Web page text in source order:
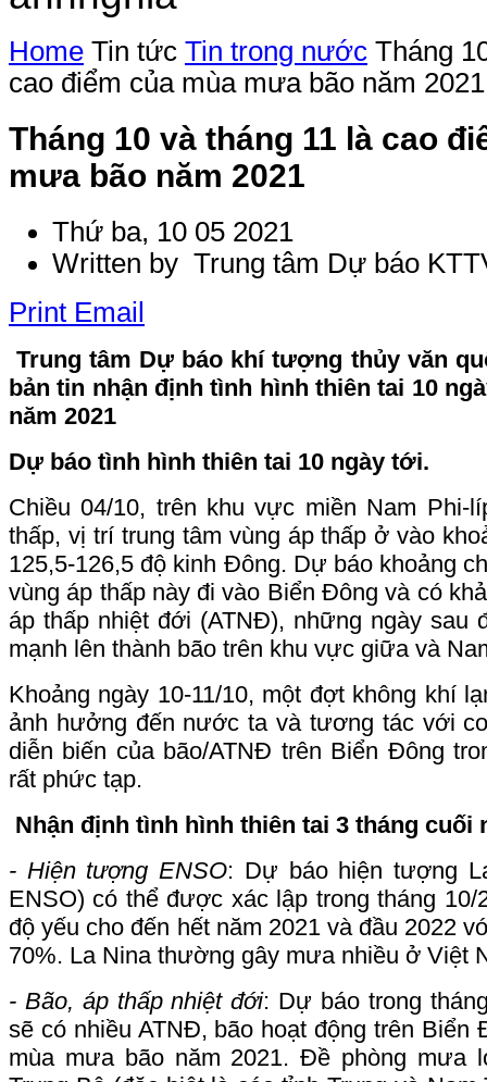
Home Tin tức Tin trong nước Tháng
cao điểm của mùa mưa bão năm 2021
Tháng 10 và tháng 11 là cao
mưa bão năm 2021
Thứ ba, 10 05 2021
Written by Trung tâm Dự báo
Print Email
Trung tâm Dự báo khí tượng thủy văn
bản tin nhận định tình hình thiên tai 10
năm 2021
Dự báo tình hình thiên tai 10 ngày tới.
Chiều 04/10, trên khu vực miền Nam Phi-
thấp, vị trí trung tâm vùng áp thấp ở vào
125,5-126,5 độ kinh Đông. Dự báo khoảng
vùng áp thấp này đi vào Biển Đông và có
áp thấp nhiệt đới (ATNĐ), những ngày sau
mạnh lên thành bão trên khu vực giữa và
Khoảng ngày 10-11/10, một đợt không khí
ảnh hưởng đến nước ta và tương tác với
diễn biến của bão/ATNĐ trên Biển Đông
rất phức tạp.
Nhận định tình hình thiên tai 3 tháng cuối
- Hiện tượng ENSO: Dự báo hiện tượng
ENSO) có thể được xác lập trong tháng
độ yếu cho đến hết năm 2021 và đầu 2022
70%. La Nina thường gây mưa nhiều ở Việt
- Bão, áp thấp nhiệt đới: Dự báo trong
sẽ có nhiều ATNĐ, bão hoạt động trên Biển
mùa mưa bão năm 2021. Đề phòng mưa